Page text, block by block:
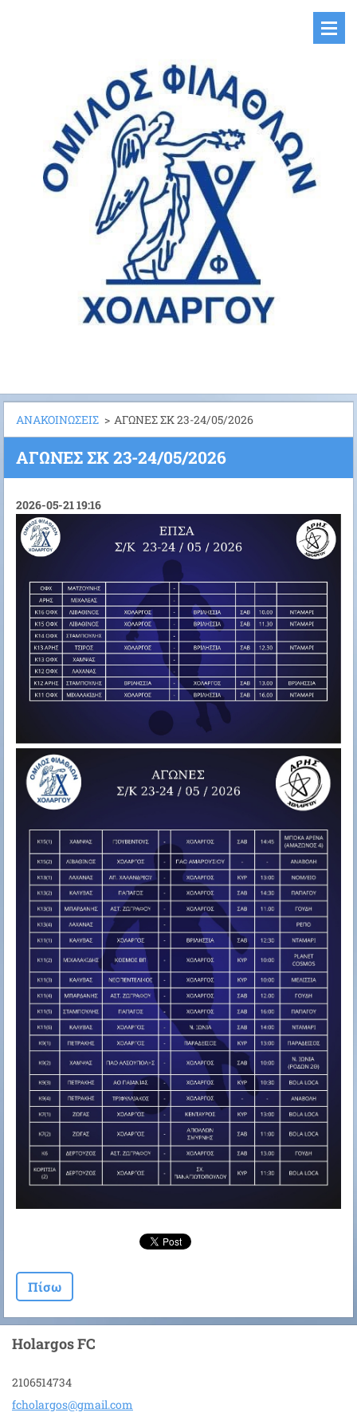
ΑΝΑΚΟΙΝΩΣΕΙΣ > ΑΓΩΝΕΣ ΣΚ 23-24/05/2026
ΑΓΩΝΕΣ ΣΚ 23-24/05/2026
2026-05-21 19:16
Πίσω
Holargos FC
2106514734
fcholargos@gmail.com